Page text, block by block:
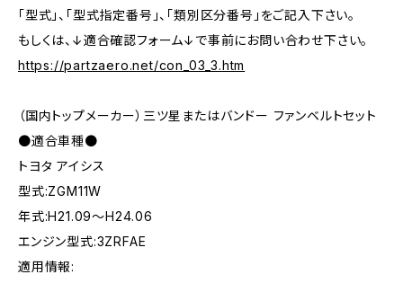
「型式」、「型式指定番号」、「類別区分番号」をご記入下さい。
もしくは、↓適合確認フォーム↓で事前にお問い合わせ下さい。
https://partzaero.net/con_03_3.htm
（国内トップメーカー）三ツ星またはバンドー ファンベルトセット
●適合車種●
トヨタ アイシス
型式:ZGM11W
年式:H21.09～H24.06
エンジン型式:3ZRFAE
適用情報: